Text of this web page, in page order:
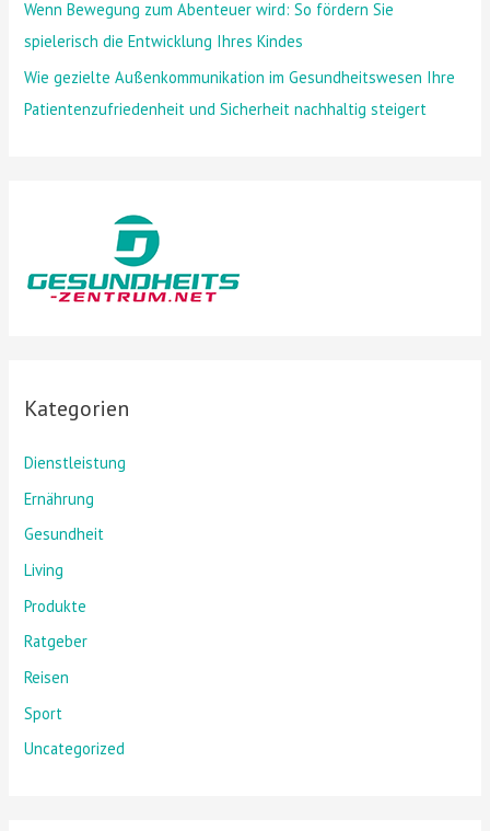
Wenn Bewegung zum Abenteuer wird: So fördern Sie
spielerisch die Entwicklung Ihres Kindes
Wie gezielte Außenkommunikation im Gesundheitswesen Ihre
Patientenzufriedenheit und Sicherheit nachhaltig steigert
Kategorien
Dienstleistung
Ernährung
Gesundheit
Living
Produkte
Ratgeber
Reisen
Sport
Uncategorized